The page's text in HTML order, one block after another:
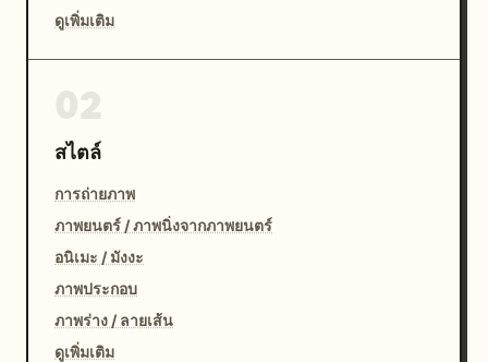
ดูเพิ่มเติม
สไตล์
การถ่ายภาพ
ภาพยนตร์ / ภาพนิ่งจากภาพยนตร์
อนิเมะ / มังงะ
ภาพประกอบ
ภาพร่าง / ลายเส้น
ดูเพิ่มเติม